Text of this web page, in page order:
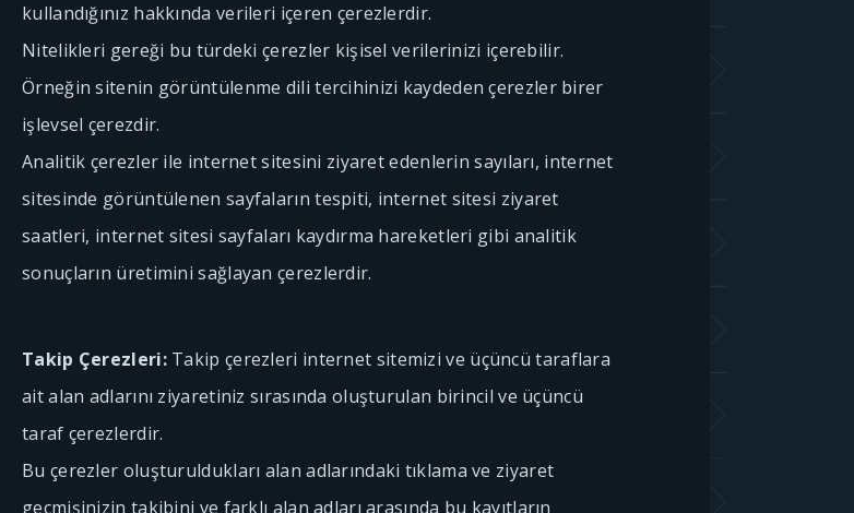
kullandığınız hakkında verileri içeren çerezlerdir.
Nitelikleri gereği bu türdeki çerezler kişisel verilerinizi içerebilir.
Örneğin sitenin görüntülenme dili tercihinizi kaydeden çerezler birer
işlevsel çerezdir.
Analitik çerezler ile internet sitesini ziyaret edenlerin sayıları, internet
sitesinde görüntülenen sayfaların tespiti, internet sitesi ziyaret
saatleri, internet sitesi sayfaları kaydırma hareketleri gibi analitik
sonuçların üretimini sağlayan çerezlerdir.
Takip Çerezleri:Takip çerezleri internet sitemizi ve üçüncü taraflara
ait alan adlarını ziyaretiniz sırasında oluşturulan birincil ve üçüncü
taraf çerezlerdir.
Bu çerezler oluşturuldukları alan adlarındaki tıklama ve ziyaret
geçmişinizin takibini ve farklı alan adları arasında bu kayıtların